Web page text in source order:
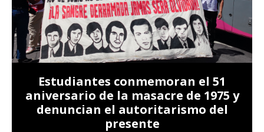
Estudiantes conmemoran el 51
aniversario de la masacre de 1975 y
denuncian el autoritarismo del
presente